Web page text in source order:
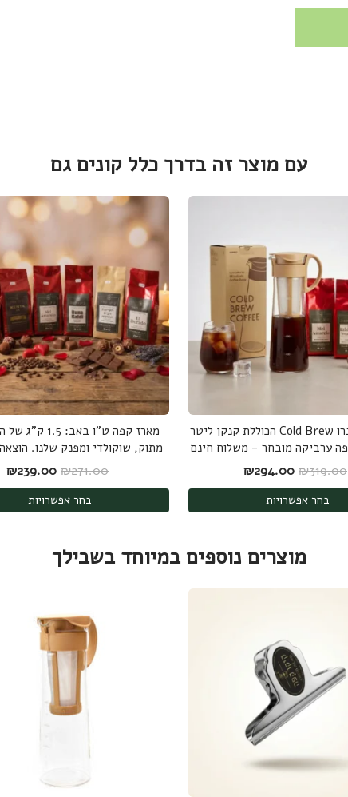
עם מוצר זה בדרך כלל קונים גם
ערכת קולד ברו Cold Brew הכוללת קנקן ליטר
₪319.00 המחיר המקורי היה: ₪319.00.
₪294.00 המחיר הנוכחי הוא: ₪294.00.
בחר אפשרויות
מארז קפה ט"ו באב:
מתוק, שוקולדי ומפנק שלנו.
₪271.00 המחיר המקורי
₪239.00
בחר אפשרויות
מוצרים נוספים במיוחד בשבילך